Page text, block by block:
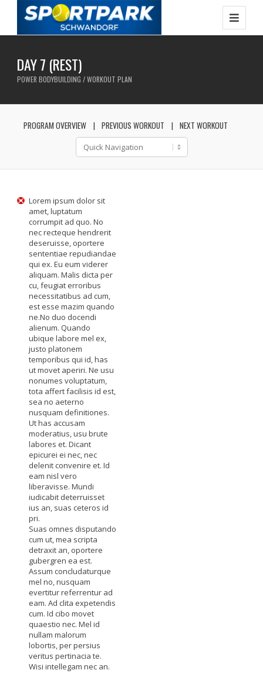
DAY 7 (REST)
POWER BODYBUILDING / WORKOUT PLAN
PROGRAM OVERVIEW PREVIOUS WORKOUT NEXT WORKOUT
Lorem ipsum dolor sit
amet, luptatum
corrumpit ad quo. No
nec recteque hendrerit
deseruisse, oportere
sententiae repudiandae
qui ex. Eu eum viderer
aliquam. Malis dicta per
cu, feugiat erroribus
necessitatibus ad cum,
est esse mazim quando
ne.No duo docendi
alienum. Quando
ubique labore mel ex,
justo platonem
temporibus qui id, has
ut movet aperiri. Ne usu
nonumes voluptatum,
tota affert facilisis id est,
sea no aeterno
nusquam definitiones.
Ut has accusam
moderatius, usu brute
labores et. Dicant
epicurei ei nec, nec
delenit convenire et. Id
eam nisl vero
liberavisse. Mundi
iudicabit deterruisset
ius an, suas ceteros id
pri.
Suas omnes disputando
cum ut, mea scripta
detraxit an, oportere
gubergren ea est.
Assum concludaturque
mel no, nusquam
evertitur referrentur ad
eam. Ad clita expetendis
cum. Id cibo movet
quaestio nec. Mel id
nullam malorum
lobortis, per persius
veritus pertinacia te.
Wisi intellegam nec an.